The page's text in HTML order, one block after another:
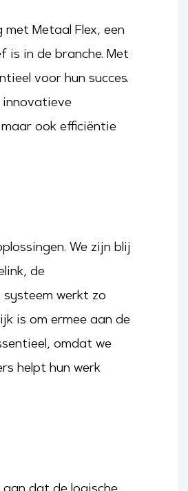
Metaal Flex, een
is in de branche. Met
voor hun succes.
innovatieve
ook efficiëntie
We zijn blij
de
systeem werkt zo
is om ermee aan de
omdat we
helpt hun werk